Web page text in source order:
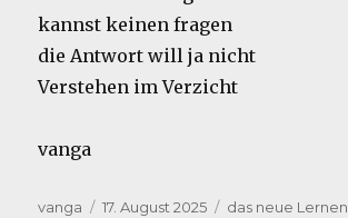
kannst keinen fragen
die Antwort will ja nicht
Verstehen im Verzicht
vanga
Autor
vanga
Veröffentlicht
17. August 2025 Kategorien
das neue Lernen